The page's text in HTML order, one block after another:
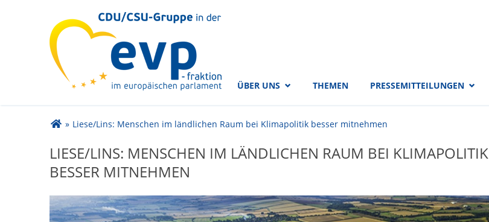
CDU/CSU-Gruppe in der EVP-Fraktion
im Europäischen Parlament
ÜBER UNS THEMEN PRESSEMITTEILUNGEN
Sie sind hier
» Liese/Lins: Menschen im ländlichen Raum bei Klimapolitik besser mitnehmen
LIESE/LINS: MENSCHEN IM LÄNDLICHEN RAUM BEI KLIMAPOLITIK
BESSER MITNEHMEN